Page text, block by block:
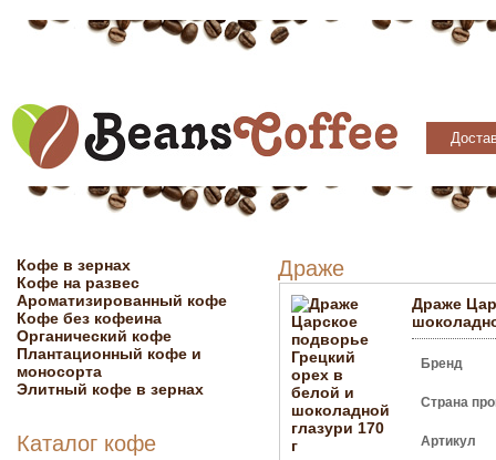
Кофе в зернах
Кофе на развес
Ароматизированный кофе
Кофе без кофеина
Органический кофе
Плантационный кофе и
моносорта
Элитный кофе в зернах
Каталог кофе
Драже
Драже
Бренд
Страна
Артикул